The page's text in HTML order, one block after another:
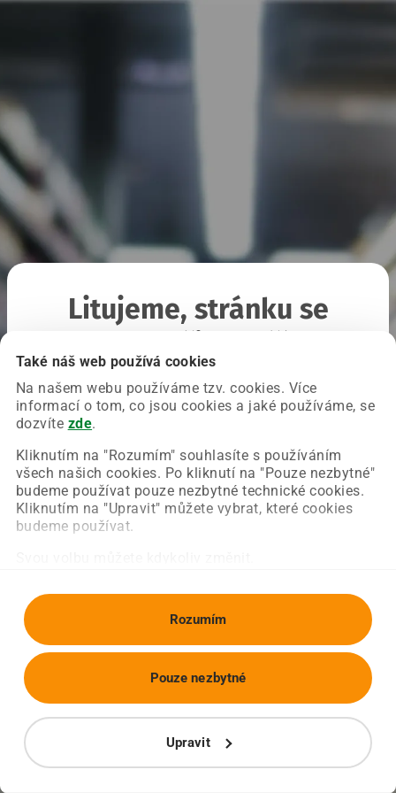
Také náš web používá cookies
Na našem webu používáme tzv. cookies. Více
informací o tom, co jsou cookies a jaké používáme, se
dozvíte zde.
Kliknutím na "Rozumím" souhlasíte s používáním
všech našich cookies. Po kliknutí na "Pouze nezbytné"
budeme používat pouze nezbytné technické cookies.
Kliknutím na "Upravit" můžete vybrat, které cookies
budeme používat.
Rozumím
Upravit
Pouze nezbytné
Litujeme, stránku se
Chyba nastala na naší straně a už ji opravujeme.
Zkuste prosím znovu načíst požadovanou stránku.
Obnovit stránku Úvodní strana